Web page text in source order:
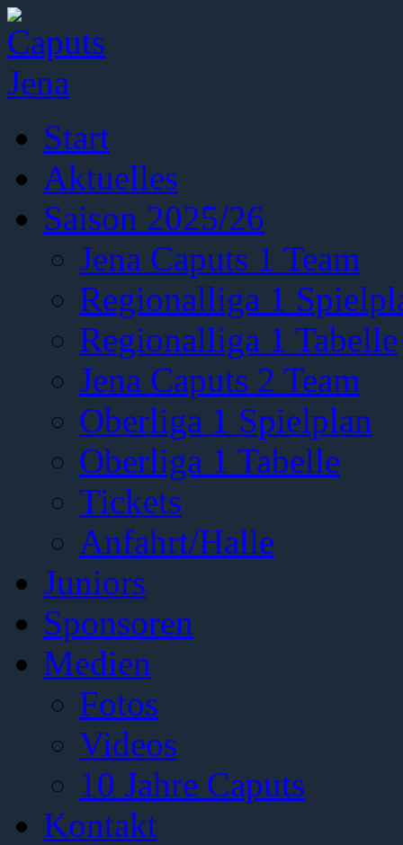
Start
Aktuelles
Saison 2025/26
Jena Caputs 1 Team
Regionalliga 1
Regionalliga 1 Tabelle
Jena Caputs 2 Team
Oberliga 1 Spielplan
Oberliga 1 Tabelle
Tickets
Anfahrt/Halle
Juniors
Sponsoren
Medien
Fotos
Videos
10 Jahre Caputs
Kontakt